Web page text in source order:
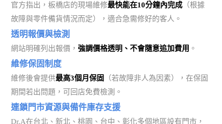
官方指出，板橋店的現場維修最快能在10分鐘內完成 （根據
故障與零件備貨情況而定），適合急需修好的客人。
透明報價與檢測
網站明確列出報價，強調價格透明、不會隨意追加費用 。
維修保固制度
維修後會提供最高3個月保固
（若故障非人為因素），在保固
期間若出問題，可回店免費檢測。
連鎖門市資源與備件庫存支援
Dr.A在台北、新北、桃園、台中、彰化多個地區設有門市，